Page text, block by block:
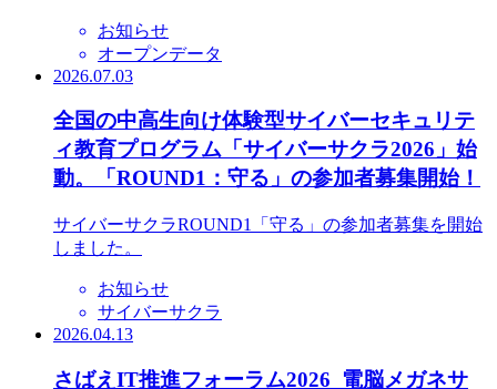
お知らせ
オープンデータ
2026.07.03
全国の中高生向け体験型サイバーセキュリテ
ィ教育プログラム「サイバーサクラ2026」始
動。「ROUND1：守る」の参加者募集開始！
サイバーサクラROUND1「守る」の参加者募集を開始
しました。
お知らせ
サイバーサクラ
2026.04.13
さばえIT推進フォーラム2026_電脳メガネサ